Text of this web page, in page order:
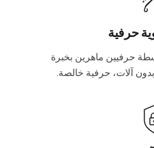
حرفية
حرفيين ماهرين بخبرة
آلات، حرفية خالصة.